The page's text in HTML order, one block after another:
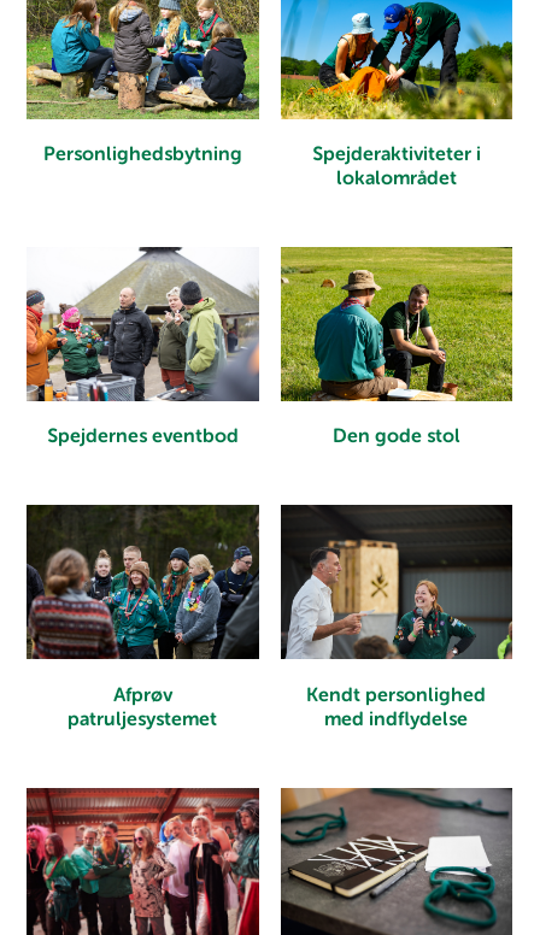
Personlighedsbytning
Spejderaktiviteter i
lokalområdet
Spejdernes eventbod Den gode stol
Afprøv
patruljesystemet
Kendt personlighed
med indflydelse